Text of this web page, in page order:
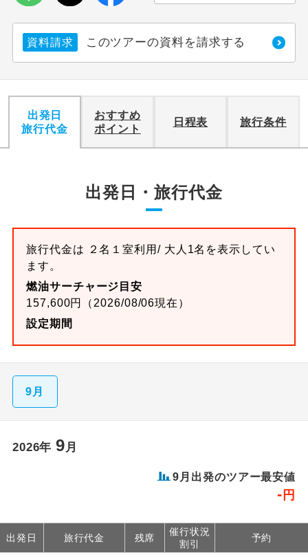
資料請求 このツアーの資料を請求する
出発日
旅行代金
おすすめ
ポイント
日程表 旅行条件
出発日・旅行代金
旅行代金は ２名１室利用/ 大人1名を表示してい
ます。
燃油サーチャージ目安
157,600円（2026/08/06現在）
設定期間
9月
2026年 9月
9月出発のツアー最安値
- 円
出発日 旅行代金 残席
催行状況
割引
予約